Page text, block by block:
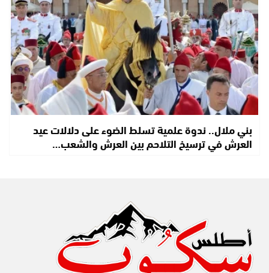
بني ملال.. ندوة علمية تسلط الضوء على دلالات عيد
العرش في ترسيخ التلاحم بين العرش والشعب…